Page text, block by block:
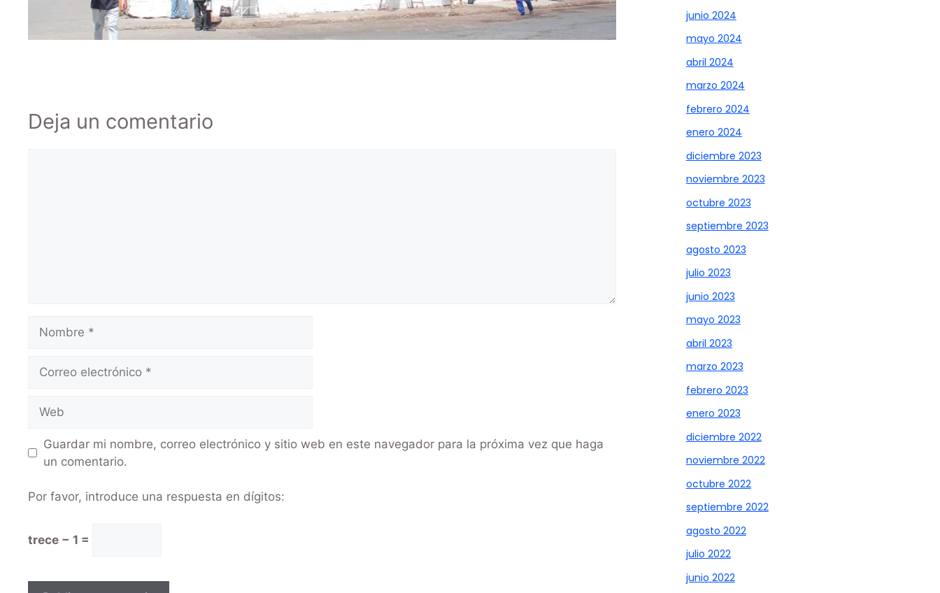
Deja un comentario
Guardar mi nombre, correo electrónico y sitio web en este navegador para la próxima vez que haga
un comentario.
Por favor, introduce una respuesta en dígitos:
trece − 1 =
junio 2024
mayo 2024
abril 2024
marzo 2024
febrero 2024
enero 2024
diciembre 2023
noviembre 2023
octubre 2023
septiembre 2023
agosto 2023
julio 2023
junio 2023
mayo 2023
abril 2023
marzo 2023
febrero 2023
enero 2023
diciembre 2022
noviembre 2022
octubre 2022
septiembre 2022
agosto 2022
julio 2022
junio 2022